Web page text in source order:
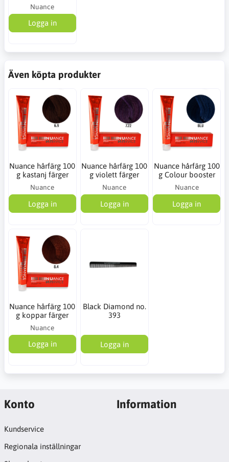
Nuance
Logga in
Även köpta produkter
Nuance hårfärg 100
g kastanj färger
Nuance
Logga in
Nuance hårfärg 100
g violett färger
Nuance
Logga in
Nuance hårfärg 100
g Colour booster
Nuance
Logga in
Nuance hårfärg 100
g koppar färger
Nuance
Logga in
Black Diamond no.
393
Logga in
Konto
Kundservice
Regionala inställningar
Information